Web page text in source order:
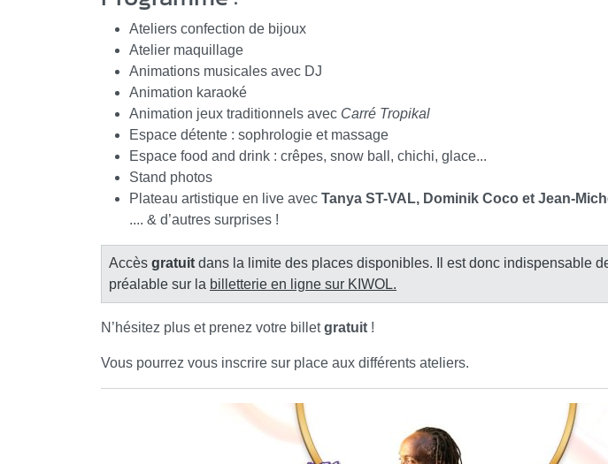
Ateliers confection de bijoux
Atelier maquillage
Animations musicales avec DJ
Animation karaoké
Animation jeux traditionnels avec Carré Tropikal
Espace détente : sophrologie et massage
Espace food and drink : crêpes, snow ball, chichi, glace...
Stand photos
Plateau artistique en live avec Tanya ST-VAL, Dominik Coco et Jean-
.... & d’autres surprises !
Accès gratuit dans la limite des places disponibles. Il est donc indispensable
préalable sur la billetterie en ligne sur KIWOL.
N’hésitez plus et prenez votre billetgratuit !
Vous pourrez vous inscrire sur place aux différents ateliers.